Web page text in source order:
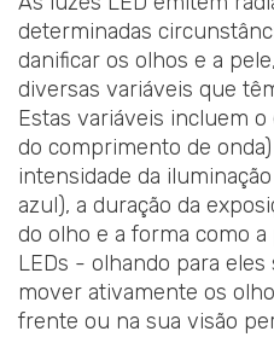
determinadas
danificar os olhos e a
diversas variáveis que
Estas variáveis incluem
do comprimento de
intensidade da
azul), a duração da
do olho e a forma como
LEDs - olhando para
mover ativamente os
frente ou na sua visão